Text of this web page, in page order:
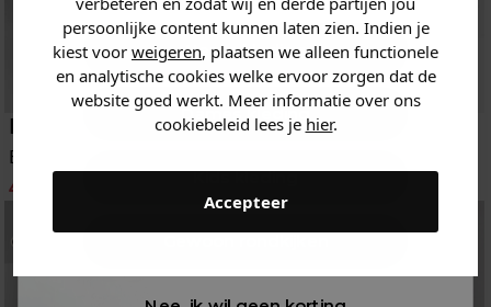
persoonlijke content kunnen laten zien. Indien je
kiest voor weigeren, plaatsen we alleen functionele
en analytische cookies welke ervoor zorgen dat de
website goed werkt. Meer informatie over ons
cookiebeleid lees je hier.
Accepteer
Project X Paris
Broeken, Jeans
47.96
Project X Paris
Heren kleding
Dames kleding
Kids kleding